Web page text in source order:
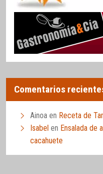
Comentarios
Ainoa en Receta de
Isabel en Ensalada de
cacahuete